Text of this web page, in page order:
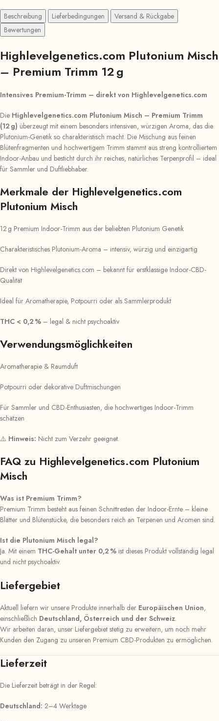
Beschreibung Lieferbedingungen
Versand & Rückgabe
Bewertungen
Highlevelgenetics.com Plutonium Misch
– Premium Trimm 12 g
Intensives Premium-Trimm – direkt von Highlevelgenetics.com
Die Highlevelgenetics.com Plutonium Misch – Premium Trimm
(12 g) überzeugt mit einem besonders intensiven, würzigen Aroma, das die
Plutonium-Genetik so charakteristisch macht. Die Mischung aus feinen
Blütenfragmenten und hochwertigem Trimm stammt aus streng kontrolliertem
Indoor-Anbau und besticht durch ihr reiches, natürliches Terpenprofil – ideal
für Sammler und Duftliebhaber.
Merkmale der Highlevelgenetics.com
Plutonium Misch
12 g Premium Indoor-Trimm aus der beliebten Plutonium Genetik
Charakteristisches Plutonium-Aroma – intensiv, würzig und einzigartig
Direkt von Highlevelgenetics.com – bekannt für erstklassige Indoor-CBD-
Qualität
Ideal für Aromatherapie, Potpourri oder als Sammlerprodukt
THC < 0,2 % – legal & nicht psychoaktiv
Verwendungsmöglichkeiten
Aromatherapie & Raumduft
Potpourri oder dekorative Duftmischungen
Für Sammler und CBD-Enthusiasten, die hochwertiges Indoor-Trimm
schätzen
⚠️ Hinweis: Nicht zum Verzehr geeignet.
FAQ zu Highlevelgenetics.com Plutonium
Misch
Was ist Premium Trimm?
Premium Trimm besteht aus feinen Schnittresten der Indoor-Ernte – kleine
Blätter und Blütenstücke, die besonders reich an Terpenen und Aromen sind.
Ist die Plutonium Misch legal?
Ja. Mit einem THC-Gehalt unter 0,2 % ist dieses Produkt vollständig legal
und nicht psychoaktiv.
Liefergebiet
Aktuell liefern wir unsere Produkte innerhalb der Europäischen Union,
einschließlich Deutschland, Österreich und der Schweiz.
Wir arbeiten daran, unser Liefergebiet stetig zu erweitern, um noch mehr
Kunden den Zugang zu unseren Premium CBD-Produkten zu ermöglichen.
Lieferzeit
Die Lieferzeit beträgt in der Regel:
Deutschland: 2–4 Werktage